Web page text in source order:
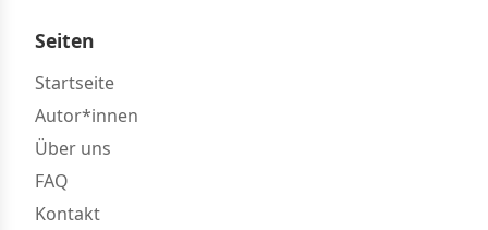
Seiten
Startseite
Autor*innen
Über uns
FAQ
Kontakt